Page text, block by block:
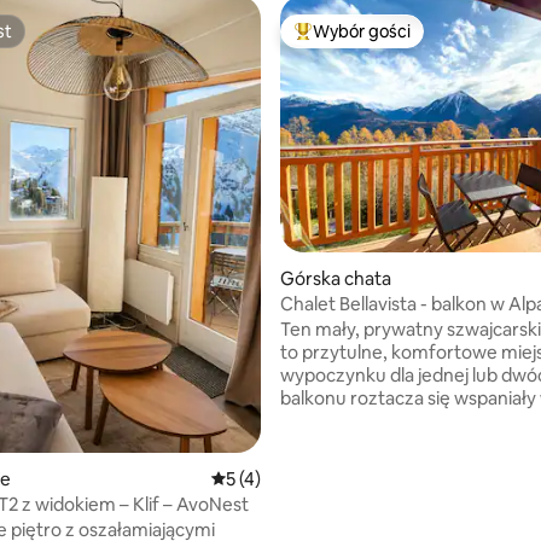
liczba recenzji: 103
Średnia ocena: 5 na 5, liczba recenzji: 4
5 (4)
z widokiem – Klif – AvoNest
piętro z oszałamiającymi
Najpopularniejsze z kategorii
Wybór gości
Górska chata
Chalet Bellavista - balkon w
Szwajcarskich
Ten mały, prywatny
to przytulne, komfortowe
wypoczynku dla jednej lub
balkonu roztacza się